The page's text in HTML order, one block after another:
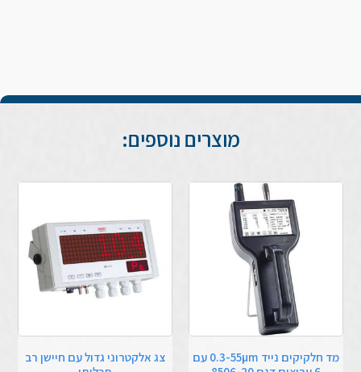
מוצרים נוספים:
מד חלקיקים נייד 0.3-55µm עם
צג אלקטרוני גדול עם חיישן רב